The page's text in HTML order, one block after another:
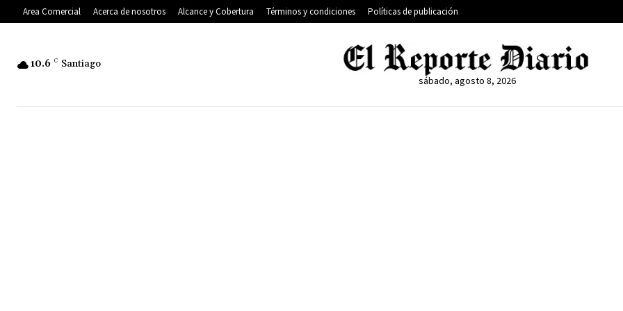
Area Comercial Acerca de nosotros Alcance y Cobertura Términos y condiciones Políticas de publicación
10.6 C Santiago
sábado, agosto 8, 2026